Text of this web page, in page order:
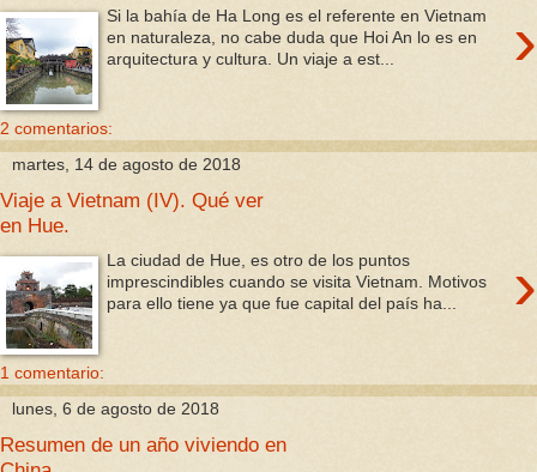
›
Si la bahía de Ha Long es el referente en Vietnam
en naturaleza, no cabe duda que Hoi An lo es en
arquitectura y cultura. Un viaje a est...
2 comentarios:
martes, 14 de agosto de 2018
Viaje a Vietnam (IV). Qué ver
en Hue.
›
La ciudad de Hue, es otro de los puntos
imprescindibles cuando se visita Vietnam. Motivos
para ello tiene ya que fue capital del país ha...
1 comentario:
lunes, 6 de agosto de 2018
Resumen de un año viviendo en